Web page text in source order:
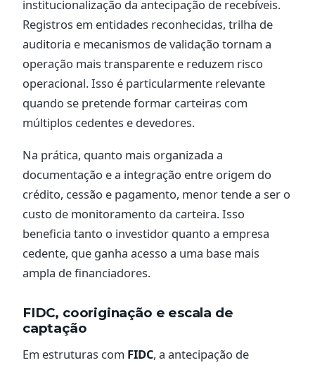
institucionalização da antecipação de recebíveis.
Registros em entidades reconhecidas, trilha de
auditoria e mecanismos de validação tornam a
operação mais transparente e reduzem risco
operacional. Isso é particularmente relevante
quando se pretende formar carteiras com
múltiplos cedentes e devedores.
Na prática, quanto mais organizada a
documentação e a integração entre origem do
crédito, cessão e pagamento, menor tende a ser o
custo de monitoramento da carteira. Isso
beneficia tanto o investidor quanto a empresa
cedente, que ganha acesso a uma base mais
ampla de financiadores.
FIDC, cooriginação e escala de
captação
Em estruturas com FIDC, a antecipação de